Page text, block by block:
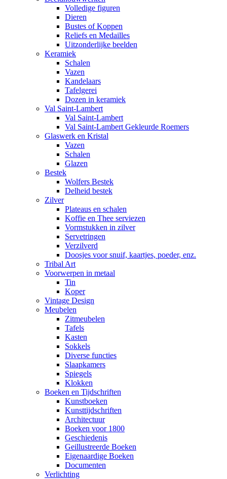
Volledige figuren
Dieren
Bustes of Koppen
Reliefs en Medailles
Uitzonderlijke beelden
Keramiek
Schalen
Vazen
Kandelaars
Tafelgerei
Dozen in keramiek
Val Saint-Lambert
Val Saint-Lambert
Val Saint-Lambert Gekleurde Roemers
Glaswerk en Kristal
Vazen
Schalen
Glazen
Bestek
Wolfers Bestek
Delheid bestek
Zilver
Plateaus en schalen
Koffie en Thee serviezen
Vormstukken in zilver
Servetringen
Verzilverd
Doosjes voor snuif, kaartjes, poeder, enz.
Tribal Art
Voorwerpen in metaal
Tin
Koper
Vintage Design
Meubelen
Zitmeubelen
Tafels
Kasten
Sokkels
Diverse functies
Slaapkamers
Spiegels
Klokken
Boeken en Tijdschriften
Kunstboeken
Kunsttijdschriften
Architectuur
Boeken voor 1800
Geschiedenis
Geillustreerde Boeken
Eigenaardige Boeken
Documenten
Verlichting